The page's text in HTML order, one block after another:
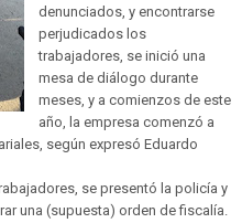
denunciados, y encontrarse
perjudicados los
trabajadores, se inició una
mesa de diálogo durante
meses, y a comienzos de este
año, la empresa comenzó a
según expresó Eduardo
se presentó la policía y
una (supuesta) orden de fiscalía.